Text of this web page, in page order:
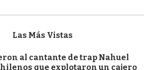
Las Más Vistas
al cantante de trap Nahuel
que explotaron un cajero